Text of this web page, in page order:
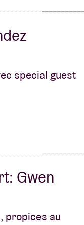
special guest
Gwen
propices au